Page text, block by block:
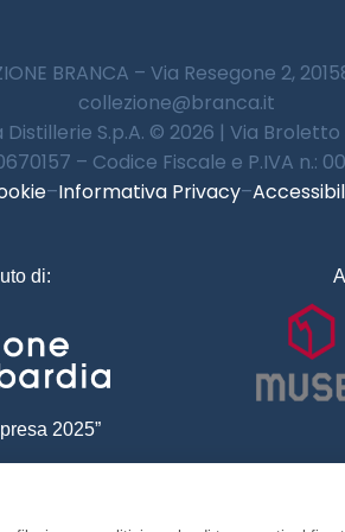
BRANCA – Via Resegone 2,
collezione@branca.it
S.p.A. © 2026 | Via Broletto
– Codice Fiscale e P.IVA n.:
–Informativa Privacy–
di:
2025”